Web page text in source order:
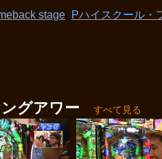
stage Pハイスクール・
グアワー
すべて見る